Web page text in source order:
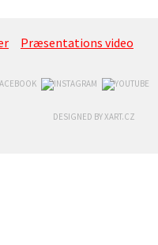
Præsentations video
DESIGNED BY XART.CZ